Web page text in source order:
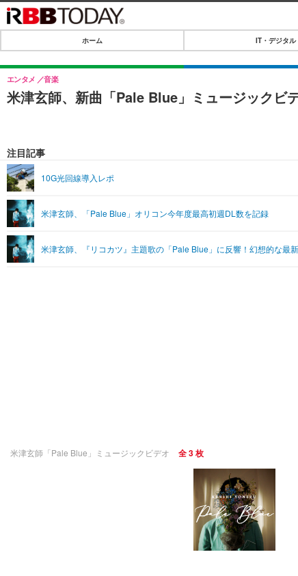
IT・デジタル
IT・デジタルTOP
SPEED TEST
音楽
ライフ
ペット
その他
リリース一覧
プッシュ通知の停止方法
ホーム IT・デジタル
米津玄師、新曲「Pale Blue」ミュージックビ
エンタメ 音楽
注目記事
10G光回線導入レポ
米津玄師、「Pale Blue」オリコン今年度最高初週DL数を記録
米津玄師、『リコカツ』主題歌の「Pale Blue」に反響！幻想的な最
米津玄師「Pale Blue」ミュージックビデオ 全 3 枚